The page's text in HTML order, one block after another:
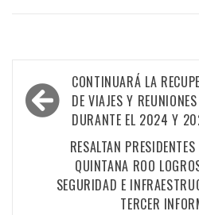
Navegación
de
entradas
CONTINUARÁ LA
DE VIAJES Y
DURANTE EL 2024 Y
RESALTAN
QUINTANA ROO
SEGURIDAD E
TERCER